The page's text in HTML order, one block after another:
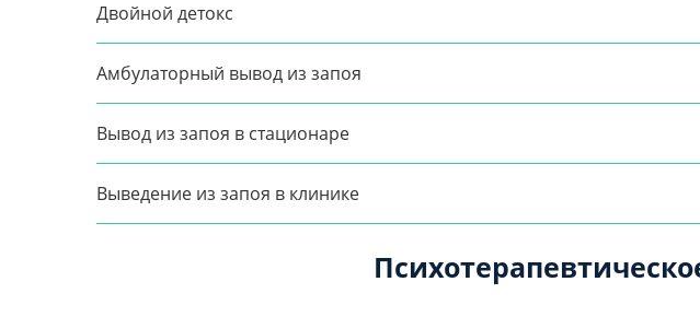
Двойной детокс
Амбулаторный вывод из запоя
Вывод из запоя в стационаре
Выведение из запоя в клинике